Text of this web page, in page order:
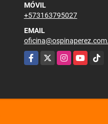
MÓVIL
+573163795027
EMAIL
Facebook
X InstagramYouTubeTikTok